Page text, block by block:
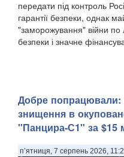
передати під контроль
гарантії безпеки, однак
"заморожування" війни по
безпеки і значне
Добре попрацювали:
знищення в
"Панцира-С1" за $15
п’ятниця, 7 серпень 2026,